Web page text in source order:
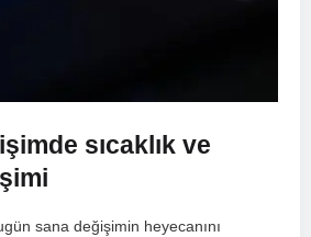
sıcaklık ⁢ve
sana değişimin heyecanını